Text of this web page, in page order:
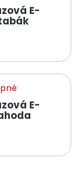
E-
E-